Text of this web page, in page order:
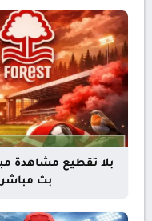
بلا تقطيع مشاهدة
بث مباشر